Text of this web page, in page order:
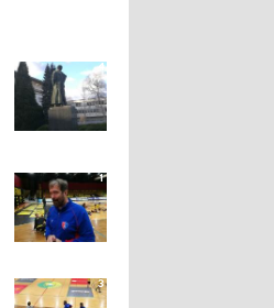
4
1
3